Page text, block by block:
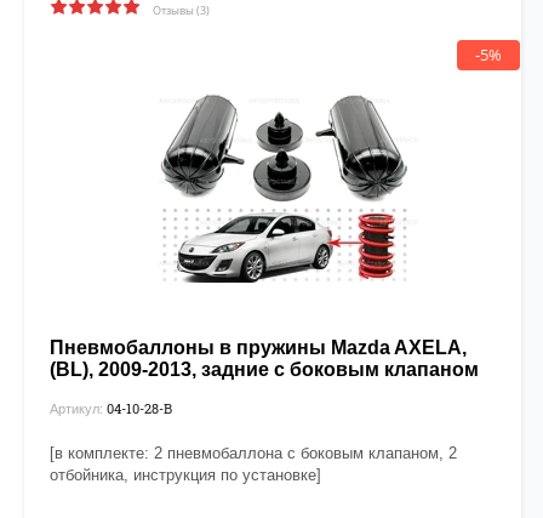
Отзывы (3)
-5%
Пневмобаллоны в пружины Mazda AXELA,
(BL), 2009-2013, задние с боковым клапаном
Артикул: 04-10-28-B
[в комплекте: 2 пневмобаллона с боковым клапаном, 2
отбойника, инструкция по установке]